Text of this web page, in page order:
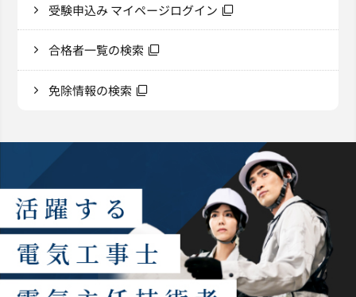
受験申込み マイページログイン
合格者一覧の検索
免除情報の検索